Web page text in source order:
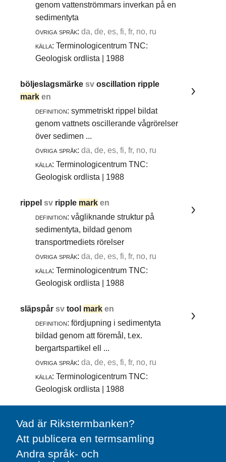
genom vattenströmmars inverkan på en
sedimentyta
övriga språk: da, de, es, fi, fr, no, ru
källa: Terminologicentrum TNC:
Geologisk ordlista | 1988
böljeslagsmärkesvoscillation ripple
mark en
definition: symmetriskt rippel bildat
genom vattnets oscillerande vågrörelser
över sedimen ...
övriga språk: da, de, es, fi, fr, no, ru
källa: Terminologicentrum TNC:
Geologisk ordlista | 1988
rippelsv ripple mark en
definition: vågliknande struktur på
sedimentyta, bildad genom
transportmediets rörelser
övriga språk: da, de, es, fi, fr, no, ru
källa: Terminologicentrum TNC:
Geologisk ordlista | 1988
släpspårsvtool mark en
definition: fördjupning i sedimentyta
bildad genom att föremål, t.ex.
bergartspartikel ell ...
övriga språk: da, de, es, fi, fr, no, ru
källa: Terminologicentrum TNC:
Geologisk ordlista | 1988
Vad är Rikstermbanken?
Att publicera en termsamling
Andra språk- och